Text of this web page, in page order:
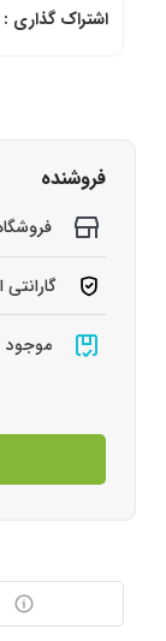
اشتراک گذاری :
فروشنده
موجود